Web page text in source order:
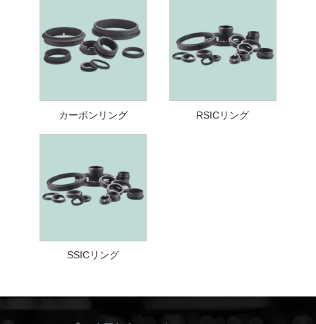
カーボンリング RSICリング
SSICリング